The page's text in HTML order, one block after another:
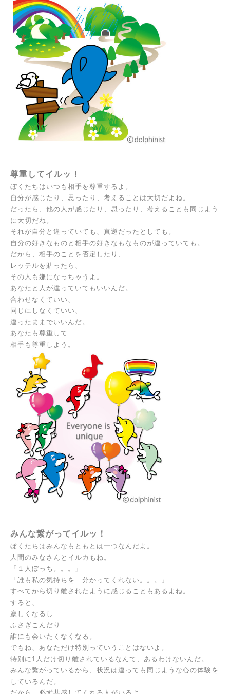
尊重してイルッ！
ぼくたちはいつも相手を尊重するよ。
自分が感じたり、思ったり、考えることは大切だよね。
だったら、他の人が感じたり、思ったり、考えることも同じよう
に大切だね。
それが自分と違っていても、 真逆だったとしても。
自分の好きなものと 相手の好きなもなものが違っていても。
だから、 相手のことを否定したり、
レッテルを貼ったら、
その人も嫌になっちゃうよ。
あなたと人が違っていてもいいんだ。
合わせなくていい、
同じにしなくていい、
違ったままでいいんだ。
あなたも尊重して
相手も尊重しよう。
みんな繋がってイルッ！
ぼくたちはみんなもともとは一つなんだよ。
人間のみなさんとイルカもね。
「１人ぼっち。。。」
「誰も私の気持ちを
分かってくれない。。。」
すべてから切り離されたように感じることもあるよね。
すると、
寂しくなるし
ふさぎこんだり
誰にも会いたくなくなる。
でもね、あなただけ特別っていうことはないよ。
特別に1人だけ切り離されているなんて、あるわけないんだ。
みんな繋がっているから、状況は違っても同じような心の体験を
しているんだ。